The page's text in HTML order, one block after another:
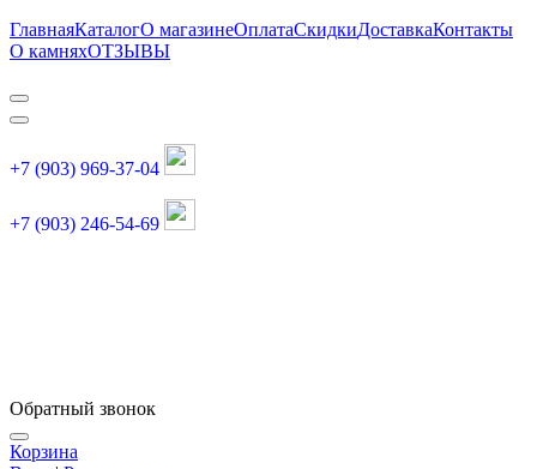
ГлавнаяКаталогО магазинеОплатаСкидкиДоставкаКонтакты
О камняхОТЗЫВЫ
+7 (903) 969-37-04
+7 (903) 246-54-69
Обратный звонок
Корзина